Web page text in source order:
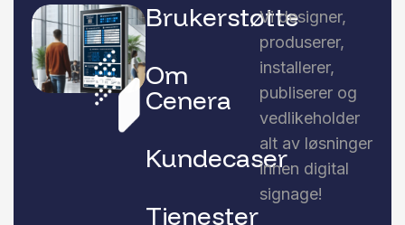
Brukerstøtte
Om
Cenera
Kundecaser
Tjenester
Vi designer,
produserer,
installerer,
publiserer og
vedlikeholder
alt av løsninger
innen digital
signage!